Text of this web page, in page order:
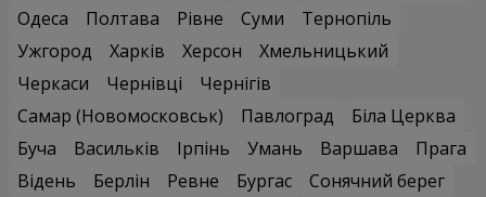
Одеса
Полтава Рівне Суми
Тернопіль
Ужгород
Харків Херсон
Хмельницький
Черкаси
Чернівці
Чернігів
Самар (Новомосковськ)
Павлоград
Біла Церква
Буча
Васильків Ірпінь Умань Варшава
Прага
Відень
Берлін Ревне Бургас
Сонячний берег